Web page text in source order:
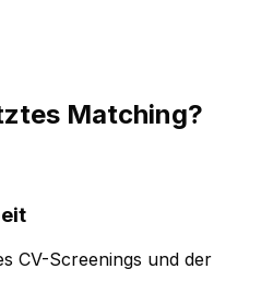
Matching?
CV-Screenings und der